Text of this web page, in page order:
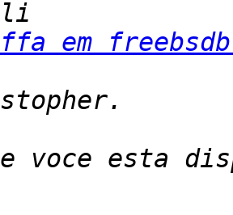
em
voce esta